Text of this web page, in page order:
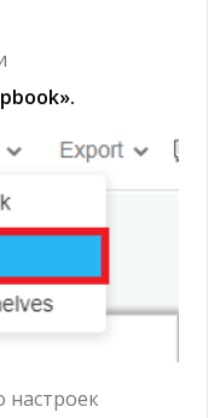
настроек